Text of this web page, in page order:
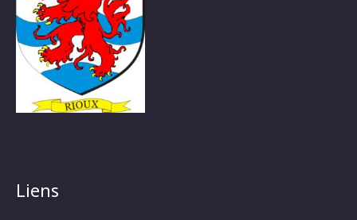
Liens